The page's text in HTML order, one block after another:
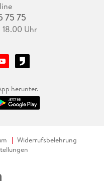
75 75
18.00 Uhr
herunter.
Widerrufsbelehrung